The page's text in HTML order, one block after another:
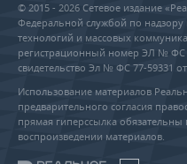
© 2015 - 2026 Сетевое издание
Федеральной службой по
технологий и массовых
регистрационный номер ЭЛ № ФС
свидетельство Эл № ФС 77-59331
Использование материалов
предварительного согласия
прямая гиперссылка
воспроизведении материалов.